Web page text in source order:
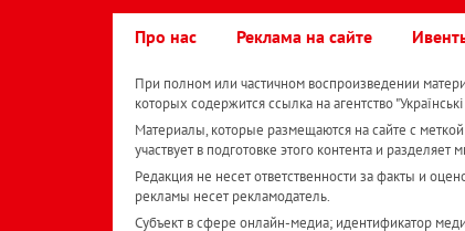
Про нас Реклама на сайте
При полном или частичном воспроизведении
которых содержится ссылка на агентство
Материалы, которые размещаются на сайте с
участвует в подготовке этого контента и
Редакция не несет ответственности за факты и
рекламы несет рекламодатель.
Субъект в сфере онлайн-медиа; идентификатор